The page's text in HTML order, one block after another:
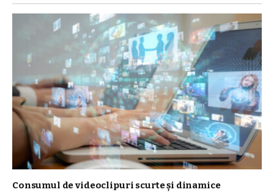
Consumul de videoclipuri scurte și dinamice